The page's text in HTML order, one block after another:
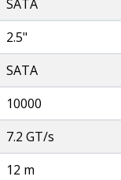
SATA
2.5"
SATA
10000
7.2 GT/s
12 m